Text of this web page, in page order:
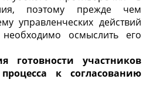
поэтому прежде чем
управленческих действий
осмыслить его
готовности участников
процесса к согласованию